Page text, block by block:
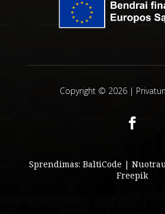
Copyright © 2026 |
Sprendimas:BaltiCode |
Freepik